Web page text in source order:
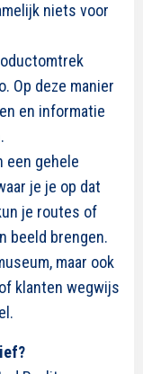
niets voor
Op deze manier
en informatie
een gehele
je je op dat
je routes of
beeld brengen.
maar ook
klanten wegwijs